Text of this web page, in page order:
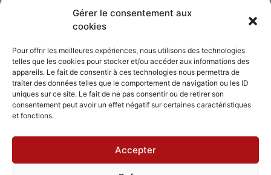
Gérer le consentement aux
cookies
Pour offrir les meilleures expériences, nous utilisons des technologies
telles que les cookies pour stocker et/ou accéder aux informations des
appareils. Le fait de consentir à ces technologies nous permettra de
traiter des données telles que le comportement de navigation ou les ID
uniques sur ce site. Le fait de ne pas consentir ou de retirer son
consentement peut avoir un effet négatif sur certaines caractéristiques
et fonctions.
Accepter
Les compositeurs
Le répertoire
Inviter
Feedback
Les séjours
musicaux
Accordissimo
L'application